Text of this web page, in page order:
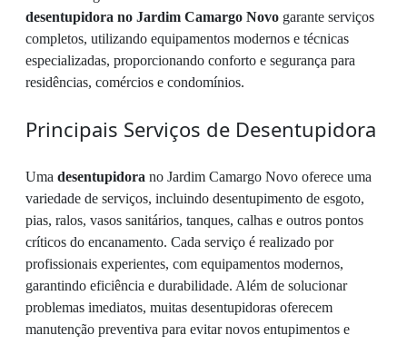
desentupidora no Jardim Camargo Novo garante serviços
completos, utilizando equipamentos modernos e técnicas
especializadas, proporcionando conforto e segurança para
residências, comércios e condomínios.
Principais Serviços de Desentupidora
Uma desentupidora no Jardim Camargo Novo oferece uma
variedade de serviços, incluindo desentupimento de esgoto,
pias, ralos, vasos sanitários, tanques, calhas e outros pontos
críticos do encanamento. Cada serviço é realizado por
profissionais experientes, com equipamentos modernos,
garantindo eficiência e durabilidade. Além de solucionar
problemas imediatos, muitas desentupidoras oferecem
manutenção preventiva para evitar novos entupimentos e